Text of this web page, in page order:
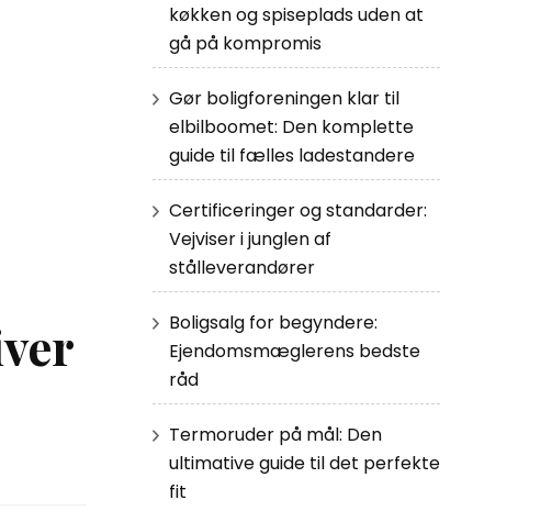
køkken og spiseplads uden at
gå på kompromis
Gør boligforeningen klar til
elbilboomet: Den komplette
guide til fælles ladestandere
Certificeringer og standarder:
Vejviser i junglen af
stålleverandører
Boligsalg for begyndere:
Ejendomsmæglerens bedste
råd
Termoruder på mål: Den
ultimative guide til det perfekte
fit